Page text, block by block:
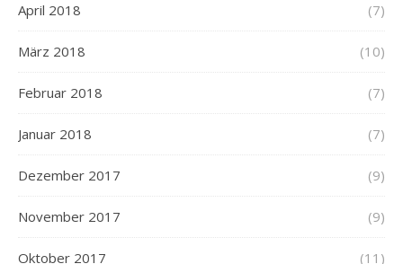
April 2018 (7)
März 2018 (10)
Februar 2018 (7)
Januar 2018 (7)
Dezember 2017 (9)
November 2017 (9)
Oktober 2017 (11)